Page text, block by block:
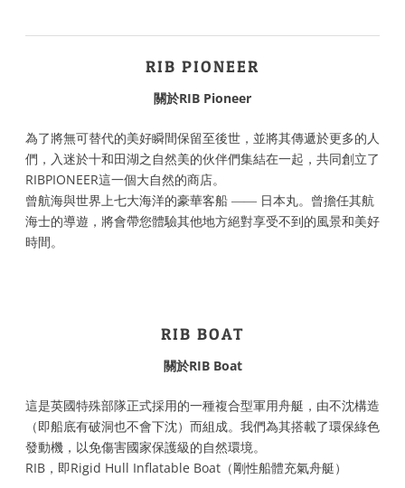
RIB PIONEER
關於RIB Pioneer
為了將無可替代的美好瞬間保留至後世，並將其傳遞於更多的人
們，入迷於十和田湖之自然美的伙伴們集結在一起，共同創立了
RIBPIONEER這一個大自然的商店。
曾航海與世界上七大海洋的豪華客船 ―― 日本丸。曾擔任其航
海士的導遊，將會帶您體驗其他地方絕對享受不到的風景和美好
時間。
RIB BOAT
關於RIB Boat
這是英國特殊部隊正式採用的一種複合型軍用舟艇，由不沈構造
（即船底有破洞也不會下沈）而組成。我們為其搭載了環保綠色
發動機，以免傷害國家保護級的自然環境。
RIB，即Rigid Hull Inflatable Boat（剛性船體充氣舟艇）